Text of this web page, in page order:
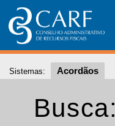
Sistemas: Acordãos
Busca: